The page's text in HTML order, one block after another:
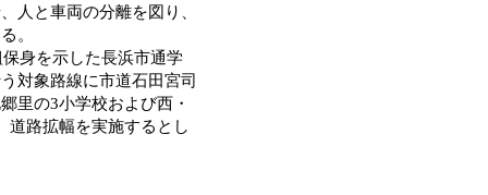
人と車両の分離を図り、
。
身を示した長浜市通学
対象路線に市道石田宮司
里の3小学校および西・
道路拡幅を実施するとし